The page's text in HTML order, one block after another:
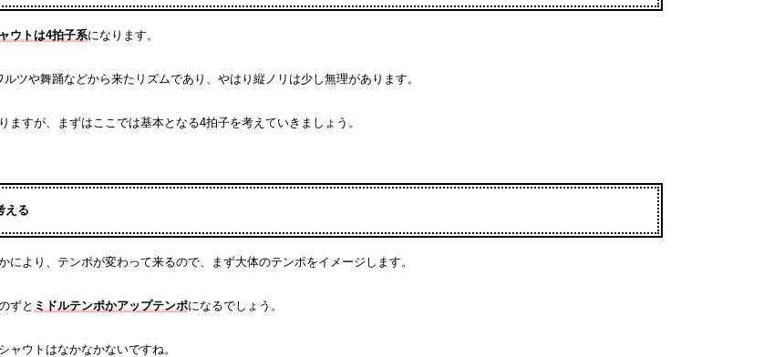
ウトは4拍子系になります。
ツや舞踊などから来たリズムであり、やはり縦ノリは少し無理があります。
ますが、まずはここでは基本となる4拍子を考えていきましょう。
える
により、テンポが変わって来るので、まず大体のテンポをイメージします。
ずと ミドルテンポかアップテンポになるでしょう。
ャウトはなかなかないですね。